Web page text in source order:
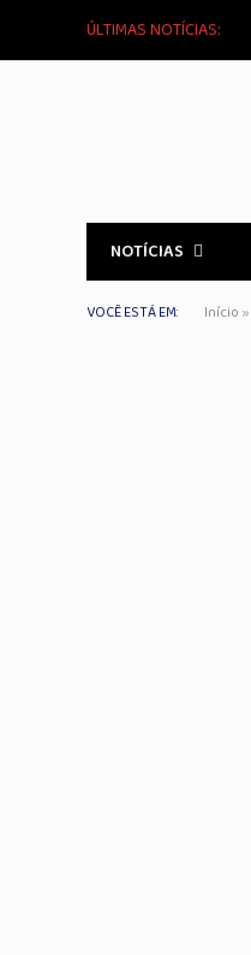
ÚLTIMAS NOTÍCIAS:
NOTÍCIAS
VOCÊ ESTÁ EM: Início »